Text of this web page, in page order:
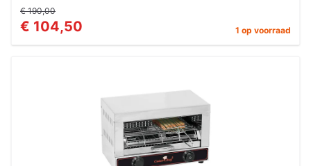
€ 190,00
€ 104,50 1 op voorraad